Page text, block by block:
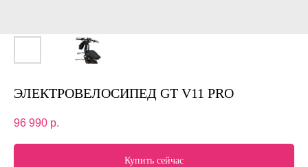
ЭЛЕКТРОВЕЛОСИПЕД GT V11 PRO
96 990 р.
Купить сейчас